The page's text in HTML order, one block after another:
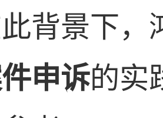
背景下，
申诉的实